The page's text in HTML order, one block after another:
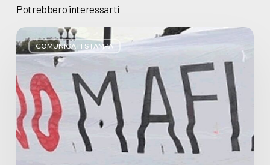
Potrebbero interessarti
COMUNICATI STAMPA
Basta
bugie,
Regione
Lombardia
pratica
l’antimafia
solo
a
parole